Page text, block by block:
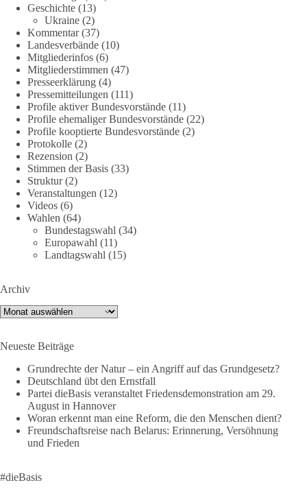
36 60
DieBasis
2 Tage(n) zuvor
🕊 Wir wollen den Krieg mit Russland nicht!
Am 20. Juni 2026 fand in Berlin am Brandenburger Tor die
Demonstration mit dem Motto „Russland ist nicht unser
Feind“ statt.
Hier ein Auszug aus der Rede von der
Bundestagsabgeordneten Sevim Dağdelen (BSW).
„Wir müssen Nein sagen zu diesem stinkenden
Revanchismus!“
si=2b_C6GgNY9EB-rXw
❤️ Wir freuen uns über deine Unterstützung:
https://diebasis.de/spenden/
#dieBasis #frieden #russandistnichtunserFeind #friedenspartei
377 168
Geschichte (13)
Ukraine (2)
Kommentar(37)
Landesverbände (10)
Mitgliederinfos (6)
Mitgliederstimmen (47)
Presseerklärung (4)
Pressemitteilungen (111)
Profile aktiver Bundesvorstände (11)
Profile ehemaliger Bundesvorstände (22)
Profile kooptierte Bundesvorstände (2)
Protokolle (2)
Rezension (2)
Stimmen der Basis (33)
Struktur(2)
Veranstaltungen (12)
Videos (6)
Wahlen (64)
Bundestagswahl (34)
Europawahl (11)
Landtagswahl (15)
Archiv
Archiv
Neueste Beiträge
Grundrechte der Natur – ein Angriff auf das Grundgesetz?
Deutschland übt den Ernstfall
Partei dieBasis veranstaltet Friedensdemonstration am 29.
August in Hannover
Woran erkennt man eine Reform, die den Menschen dient?
Freundschaftsreise nach Belarus: Erinnerung, Versöhnung
und Frieden
#dieBasis